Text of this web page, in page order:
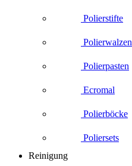
Polierstifte
Polierwalzen
Polierpasten
Ecromal
Polierböcke
Poliersets
Reinigung